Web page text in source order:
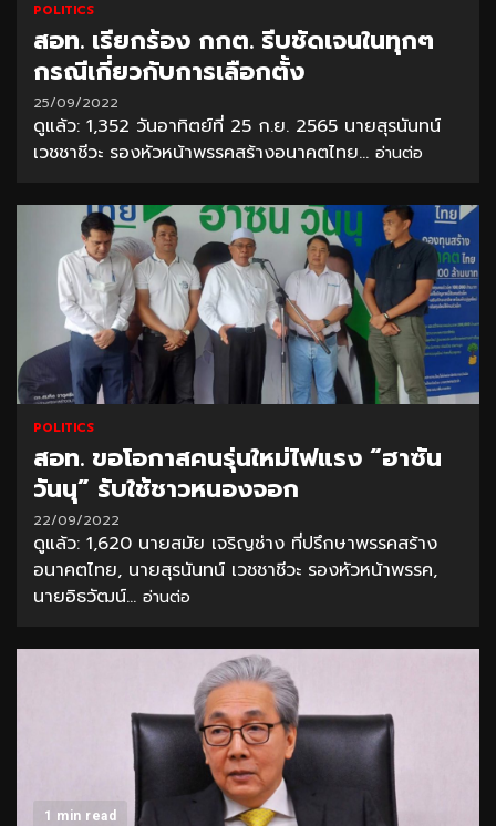
POLITICS
สอท. เรียกร้อง กกต. รีบชัดเจนในทุกๆ
กรณีเกี่ยวกับการเลือกตั้ง
25/09/2022
ดูแล้ว: 1,352 วันอาทิตย์ที่ 25 ก.ย. 2565 นายสุรนันทน์
เวชชาชีวะ รองหัวหน้าพรรคสร้างอนาคตไทย... อ่านต่อ
POLITICS
สอท. ขอโอกาสคนรุ่นใหม่ไฟแรง “ฮาซัน
วันนุ” รับใช้ชาวหนองจอก
22/09/2022
ดูแล้ว: 1,620 นายสมัย เจริญช่าง ที่ปรึกษาพรรคสร้าง
อนาคตไทย, นายสุรนันทน์ เวชชาชีวะ รองหัวหน้าพรรค,
นายอิธวัฒน์... อ่านต่อ
1 min read